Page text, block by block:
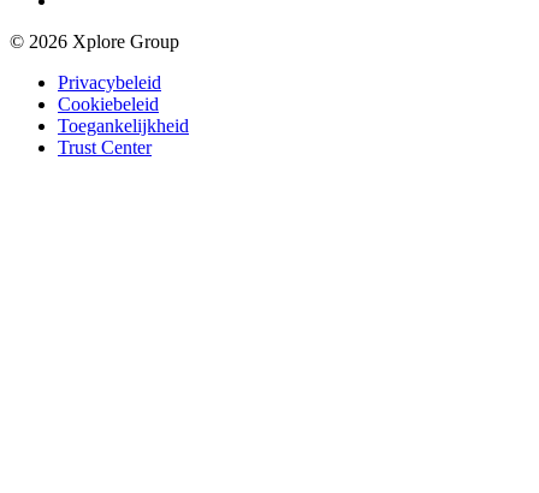
© 2026 Xplore Group
Privacybeleid
Cookiebeleid
Toegankelijkheid
Trust Center